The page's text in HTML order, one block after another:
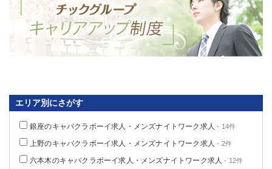
エリア別にさがす
銀座のキャバクラボーイ求人・メンズナイトワーク求人 - 14件
上野のキャバクラボーイ求人・メンズナイトワーク求人 - 2件
六本木のキャバクラボーイ求人・メンズナイトワーク求人 - 12件
関内
横浜
溝の口
小田原
元住吉
茅ヶ崎
戸塚
たまプラーザ
大船
相模原